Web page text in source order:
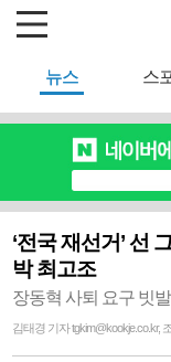
뉴스 스
‘전국 재선거’ 선
박 최고조
장동혁 사퇴 요구 빗
김태경 기자 tgkim@kookje.co.kr,